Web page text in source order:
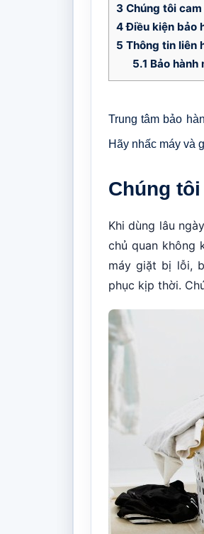
3 Chúng tôi
4Điều kiện bảo
5 Thông tin liên
5.1 Bảo hành
Trung tâm bảo
Hãy nhấc máy và
Chúng
Khi dùng lâu
chủ quan không
máy giặt bị lỗi,
phục kịp thời.